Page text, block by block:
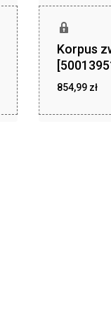
Korpus
854,99 zł